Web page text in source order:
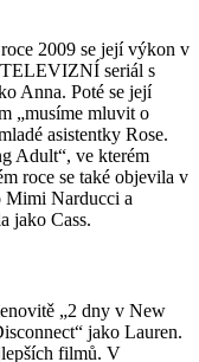
2009 se její výkon v
seriál s
Anna. Poté se její
„musíme mluvit o
asistentky Rose.
Adult“, ve kterém
roce se také objevila v
Mimi Narducci a
jako Cass.
„2 dny v New
jako Lauren.
filmů. V